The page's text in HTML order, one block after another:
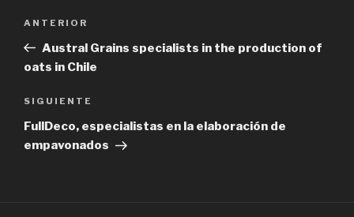
entradas
Previous
Post
ANTERIOR
Austral Grains specialists in the production of
oats in Chile
Next
Post
SIGUIENTE
FullDeco, especialistas en la elaboración de
empavonados